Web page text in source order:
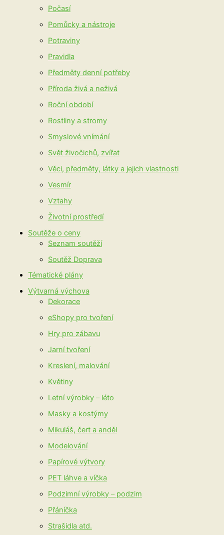
Počasí
Pomůcky a nástroje
Potraviny
Pravidla
Předměty denní potřeby
Příroda živá a neživá
Roční období
Rostliny a stromy
Smyslové vnímání
Svět živočichů, zvířat
Věci, předměty, látky a jejich vlastnosti
Vesmír
Vztahy
Životní prostředí
Soutěže o ceny
Seznam soutěží
Soutěž Doprava
Tématické plány
Výtvarná výchova
Dekorace
eShopy pro tvoření
Hry pro zábavu
Jarní tvoření
Kreslení, malování
Květiny
Letní výrobky – léto
Masky a kostýmy
Mikuláš, čert a anděl
Modelování
Papírové výtvory
PET láhve a víčka
Podzimní výrobky – podzim
Přáníčka
Strašidla atd.